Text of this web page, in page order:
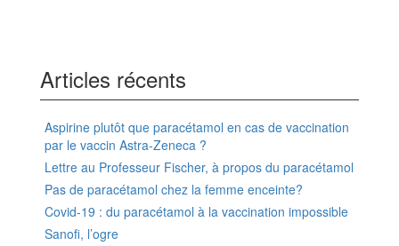
Articles récents
Aspirine plutôt que paracétamol en cas de vaccination
par le vaccin Astra-Zeneca ?
Lettre au Professeur Fischer, à propos du paracétamol
Pas de paracétamol chez la femme enceinte?
Covid-19 : du paracétamol à la vaccination impossible
Sanofi, l’ogre